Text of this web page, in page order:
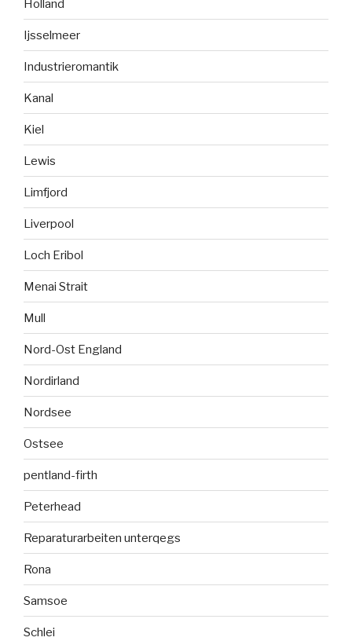
Holland
Ijsselmeer
Industrieromantik
Kanal
Kiel
Lewis
Limfjord
Liverpool
Loch Eribol
Menai Strait
Mull
Nord-Ost England
Nordirland
Nordsee
Ostsee
pentland-firth
Peterhead
Reparaturarbeiten unterqegs
Rona
Samsoe
Schlei